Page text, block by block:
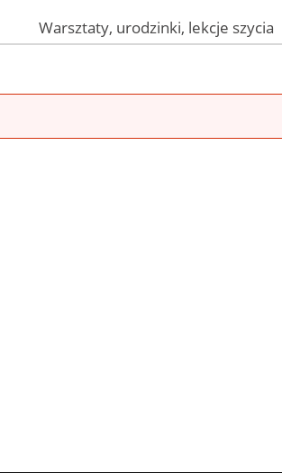
Warsztaty, urodzinki, lekcje szycia